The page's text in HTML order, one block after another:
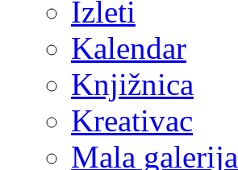
Izleti
Kalendar
Knjižnica
Kreativac
Mala galerija